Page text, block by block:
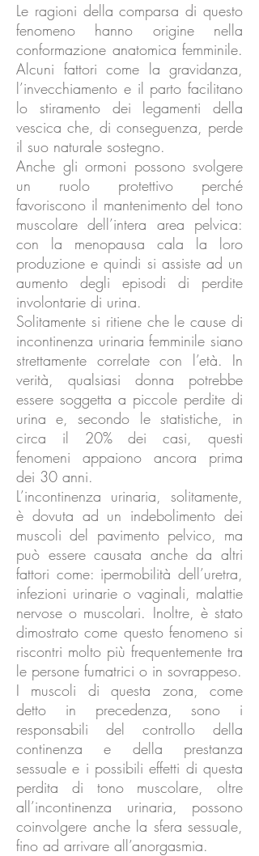
Le ragioni della comparsa di questo
fenomeno hanno origine nella
conformazione anatomica femminile.
Alcuni fattori come la gravidanza,
l’invecchiamento e il parto facilitano
lo stiramento dei legamenti della
vescica che, di conseguenza, perde
il suo naturale sostegno.
Anche gli ormoni possono svolgere
un ruolo protettivo perché
favoriscono il mantenimento del tono
muscolare dell’intera area pelvica:
con la menopausa cala la loro
produzione e quindi si assiste ad un
aumento degli episodi di perdite
involontarie di urina.
Solitamente si ritiene che le cause di
incontinenza urinaria femminile siano
strettamente correlate con l’età. In
verità, qualsiasi donna potrebbe
essere soggetta a piccole perdite di
urina e, secondo le statistiche, in
circa il 20% dei casi, questi
fenomeni appaiono ancora prima
dei 30 anni.
L’incontinenza urinaria, solitamente,
è dovuta ad un indebolimento dei
muscoli del pavimento pelvico, ma
può essere causata anche da altri
fattori come: ipermobilità dell’uretra,
infezioni urinarie o vaginali, malattie
nervose o muscolari. Inoltre, è stato
dimostrato come questo fenomeno si
riscontri molto più frequentemente tra
le persone fumatrici o in sovrappeso.
I muscoli di questa zona, come
detto in precedenza, sono i
responsabili del controllo della
continenza e della prestanza
sessuale e i possibili effetti di questa
perdita di tono muscolare, oltre
all’incontinenza urinaria, possono
coinvolgere anche la sfera sessuale,
fino ad arrivare all’anorgasmia.